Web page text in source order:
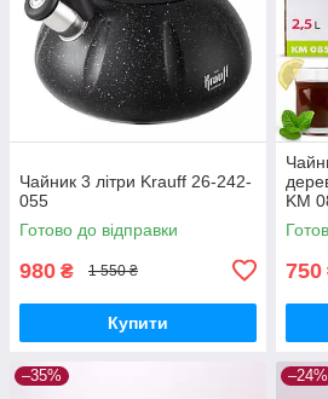
Чайник 3 літри Krauff 26-242-
055
Готово до відправки
980 ₴ 1 550 ₴
Купити
KM
750
–35% –24%